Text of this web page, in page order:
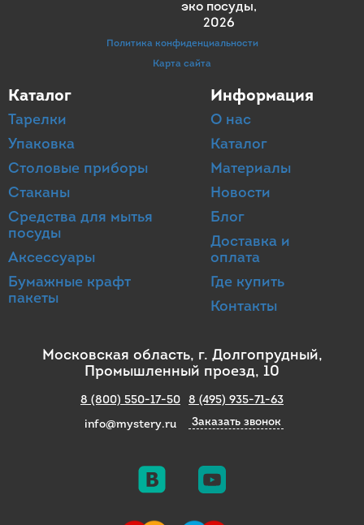
эко посуды,
2026
Политика конфиденциальности
Карта сайта
Каталог
Тарелки
Упаковка
Столовые приборы
Стаканы
Средства для мытья
посуды
Аксессуары
Бумажные крафт
пакеты
Информация
О нас
Каталог
Материалы
Новости
Блог
Доставка и
оплата
Где купить
Контакты
Московская область, г. Долгопрудный,
Промышленный проезд, 10
8 (800) 550-17-50
info@mystery.ru
8 (495) 935-71-63
Заказать звонок